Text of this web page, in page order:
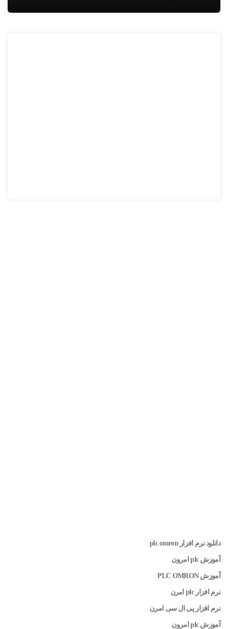
دانلود نرم افزار plc omron
آموزش plc امرون
آموزش PLC OMRON
نرم افزار plc امرن
نرم افزار پی ال سی امرن
آموزش plc امرون